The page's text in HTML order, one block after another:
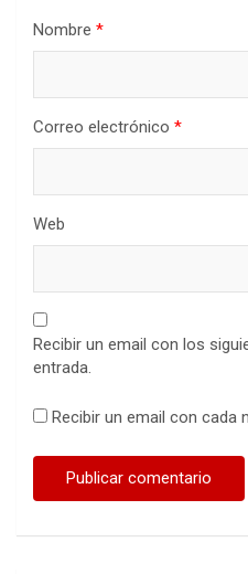
Nombre *
Correo electrónico *
Web
Recibir un email con los
entrada.
Recibir un email con cada